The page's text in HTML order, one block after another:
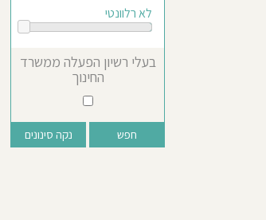
לא רלוונטי
בעלי רשיון הפעלה ממשרד
החינוך
נקה סינונים